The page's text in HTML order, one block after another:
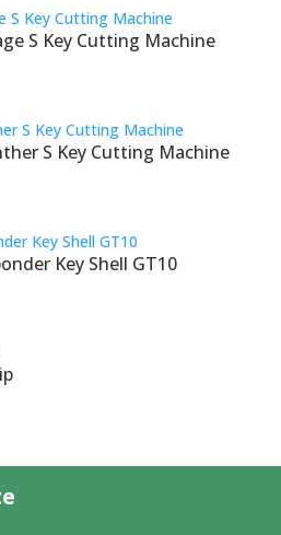
S Key Cutting Machine
S Key Cutting Machine
Key Shell GT10